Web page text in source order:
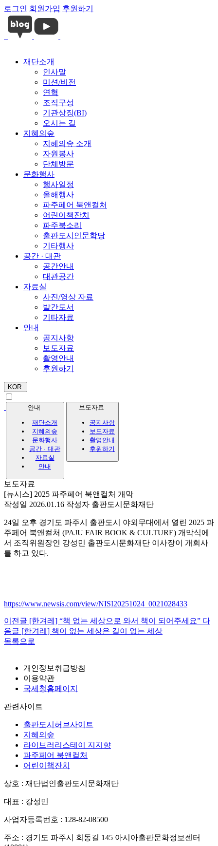
로그인 회원가입 후원하기
재단소개
인사말
미션/비전
연혁
조직구성
기관상징(BI)
오시는 길
지혜의숲
지혜의숲 소개
자원봉사
단체방문
문화행사
행사일정
올해행사
파주페어 북앤컬처
어린이책잔치
파주북소리
출판도시인문학당
기타행사
공간 · 대관
공간안내
대관공간
자료실
사진/영상 자료
발간도서
기타자료
안내
공지사항
보도자료
촬영안내
후원하기
KOR
안내
재단소개
지혜의숲
문화행사
공간 · 대관
자료실
안내
보도자료
공지사항
보도자료
촬영안내
후원하기
보도자료
[뉴시스] 2025 파주페어 북앤컬처 개막
작성일 2026.01.16 작성자 출판도시문화재단
24일 오후 경기도 파주시 출판도시 야외무대에서 열린 2025 파
주페어 북앤컬처 (PAJU FAIR BOOK & CULTURE) 개막식에
서 조직위원장인 강성민 출판도시문화재단 이사장이 개회사
를 하고 있다.
https://www.newsis.com/view/NISI20251024_0021028433
이전글 [한겨레] “책 없는 세상으로 와서 책이 되어주세요” 다
음글 [한겨레] 책이 없는 세상은 길이 없는 세상
목록으로
개인정보취급방침
이용약관
국세청홈페이지
관련사이트
출판도시허브사이트
지혜의숲
라이브러리스테이 지지향
파주페어 북앤컬처
어린이책잔치
상호 : 재단법인출판도시문화재단
대표 : 강성민
사업자등록번호 : 128-82-08500
주소 : 경기도 파주시 회동길 145 아시아출판문화정보센터